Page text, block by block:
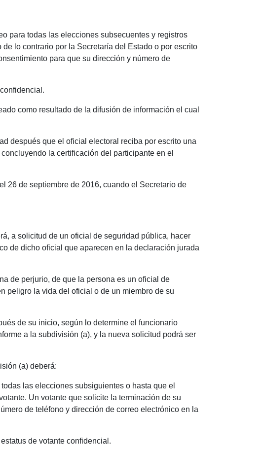
para todas las elecciones subsecuentes y registros
lo contrario por la Secretaría del Estado o por escrito
para que su dirección y número de
como resultado de la difusión de información el cual
después que el oficial electoral reciba por escrito una
la certificación del participante en el
26 de septiembre de 2016, cuando el Secretario de
a solicitud de un oficial de seguridad pública, hacer
de dicho oficial que aparecen en la declaración jurada
de perjurio, de que la persona es un oficial de
peligro la vida del oficial o de un miembro de su
de su inicio, según lo determine el funcionario
a la subdivisión (a), y la nueva solicitud podrá ser
(a) deberá:
las elecciones subsiguientes o hasta que el
Un votante que solicite la terminación de su
de teléfono y dirección de correo electrónico en la
de votante confidencial.